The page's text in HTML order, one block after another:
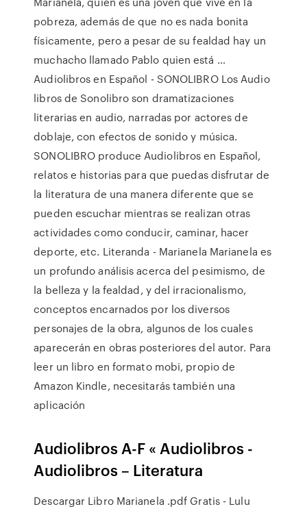
pobreza, además de que no es nada bonita
físicamente, pero a pesar de su fealdad hay un
muchacho llamado Pablo quien está …
Audiolibros en Español - SONOLIBRO Los Audio
libros de Sonolibro son dramatizaciones
literarias en audio, narradas por actores de
doblaje, con efectos de sonido y música.
SONOLIBRO produce Audiolibros en Español,
relatos e historias para que puedas disfrutar de
la literatura de una manera diferente que se
pueden escuchar mientras se realizan otras
actividades como conducir, caminar, hacer
deporte, etc. Literanda - Marianela Marianela es
un profundo análisis acerca del pesimismo, de
la belleza y la fealdad, y del irracionalismo,
conceptos encarnados por los diversos
personajes de la obra, algunos de los cuales
aparecerán en obras posteriores del autor. Para
leer un libro en formato mobi, propio de
Amazon Kindle, necesitarás también una
aplicación
Audiolibros A-F « Audiolibros -
Audiolibros – Literatura
Descargar Libro Marianela .pdf Gratis - Lulu